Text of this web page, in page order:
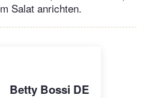
Salat anrichten.
Betty Bossi DE